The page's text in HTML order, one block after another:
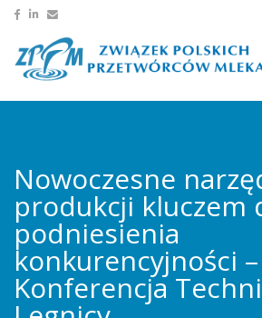
Nowoczesne
produkcji kluczem
podniesienia
konkurencyjności –
Konferencja